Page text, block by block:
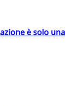
è solo una